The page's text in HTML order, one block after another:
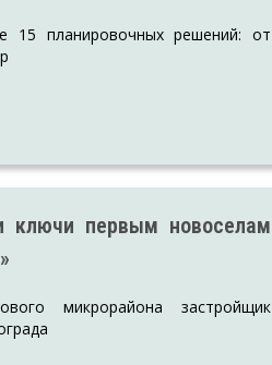
15 планировочных решений: от
ключи первым новоселам
микрорайона застройщик